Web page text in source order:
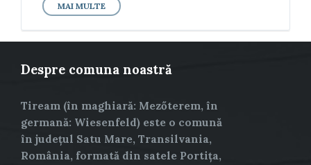
MAI MULTE
Despre comuna noastră
Tiream (în maghiară: Mezőterem, în
germană: Wiesenfeld) este o comună
în județul Satu Mare, Transilvania,
România, formată din satele Portița,